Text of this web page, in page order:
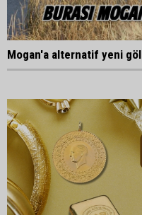
Mogan'a alternatif yeni göl